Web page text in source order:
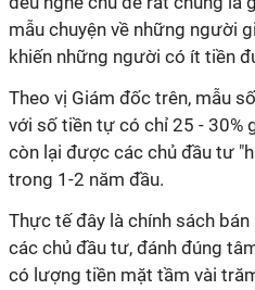
mẫu chuyện về những người
khiến những người có ít tiền
Theo vị Giám đốc trên, mẫu
với số tiền tự có chỉ 25 - 30%
còn lại được các chủ đầu tư
trong 1-2 năm đầu.
Thực tế đây là chính sách
các chủ đầu tư, đánh đúng
có lượng tiền mặt tầm vài